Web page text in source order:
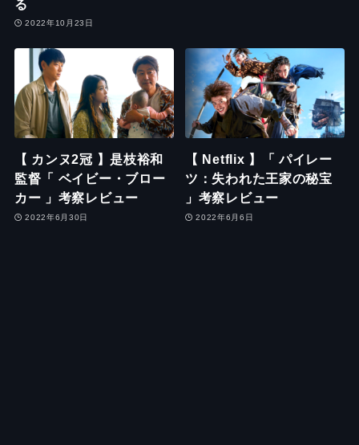
る
2022年10月23日
【 カンヌ2冠 】是枝裕和
監督「 ベイビー・ブロー
カー 」考察レビュー
2022年6月30日
【 Netflix 】「 パイレー
ツ：失われた王家の秘宝
」考察レビュー
2022年6月6日